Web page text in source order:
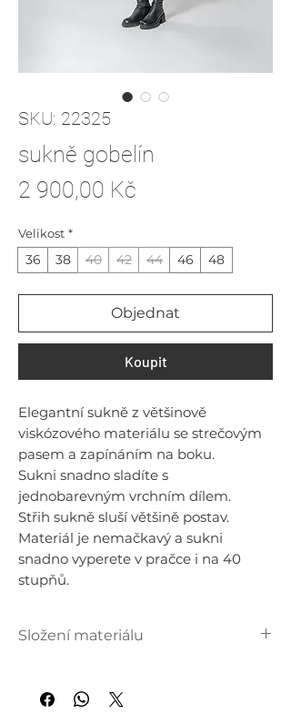
SKU: 22325
sukně gobelín
2 900,00 Kč
Velikost *
36 38 40 42 44 46 48
Objednat
Koupit
Elegantní sukně z většinově
viskózového materiálu se strečovým
pasem a zapínáním na boku.
Sukni snadno sladíte s
jednobarevným vrchním dílem.
Střih sukně sluší většině postav.
Materiál je nemačkavý a sukni
snadno vyperete v pračce i na 40
stupňů.
Složení materiálu
28 % poyester